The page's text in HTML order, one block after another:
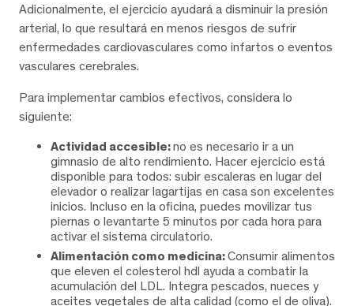
Adicionalmente, el ejercicio ayudará a disminuir la presión
arterial, lo que resultará en menos riesgos de sufrir
enfermedades cardiovasculares como infartos o eventos
vasculares cerebrales.
Para implementar cambios efectivos, considera lo
siguiente:
Actividad accesible:no es necesario ir a un
gimnasio de alto rendimiento. Hacer ejercicio está
disponible para todos: subir escaleras en lugar del
elevador o realizar lagartijas en casa son excelentes
inicios. Incluso en la oficina, puedes movilizar tus
piernas o levantarte 5 minutos por cada hora para
activar el sistema circulatorio.
Alimentación como medicina:Consumir alimentos
que eleven el colesterol hdl ayuda a combatir la
acumulación del LDL. Integra pescados, nueces y
aceites vegetales de alta calidad (como el de oliva).